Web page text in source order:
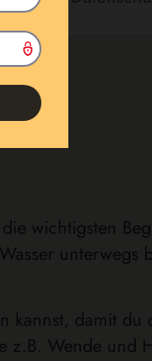
wichtigsten
unterwegs
kannst, damit
Wende und